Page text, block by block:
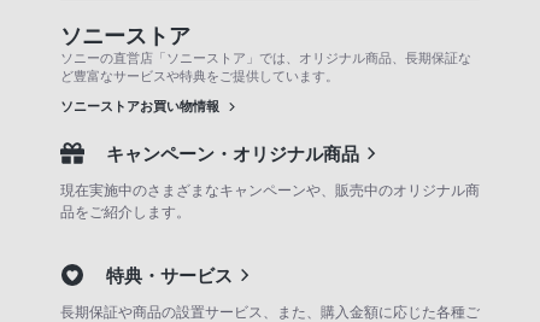
ソニーストア
ソニーの直営店「ソニーストア」では、オリジナル商品、長期保証な
ど豊富なサービスや特典をご提供しています。
ソニーストアお買い物情報
キャンペーン・オリジナル商品
現在実施中のさまざまなキャンペーンや、販売中のオリジナル商
品をご紹介します。
特典・サービス
長期保証や商品の設置サービス、また、購入金額に応じた各種ご